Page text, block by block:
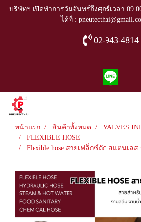
บริษัทฯ เปิดทำการวันจันทร์ถึงศุกร์เวลา
ได้ที่ :
02-943-4814
หน้าแรก สินค้าทั้งหมด
VALVES
FLEXIBLE HOSE
Flexible hose สายเฟล็กซ์ถัก สแตนเลส